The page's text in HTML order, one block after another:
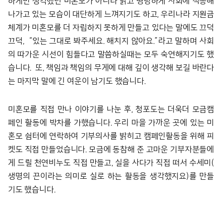
나가고 있는 모습이 대단하게 느껴지기도 하고, 우리나라 지원금
체계가 미혼모를 더 자립하지 못하게 만들고 있다는 말에도 끄덕
끄덕, “있는 그대로 봐주세요. 해치지 않아요.”라고 말하며 사회
의 따가운 시선이 힘들다고 말씀하실때는 모두 숙연해지기도 했
습니다. 또, 책임과 책임의 무게에 대해 깊이 생각해 보길 바란다
는 마지막 말에 긴 여운이 남기도 했습니다.
미혼모를 직접 만나 이야기를 나눈 후, 청포도는 더욱더 모금캠
페인 활동에 박차를 가했습니다. 우리 마을 가까운 곳에 있는 미
혼모 쉼터에 연락하여 기부의사를 밝히고 캠페인활동을 위해 피
켓도 직접 만들었습니다. 모금에 동참해 준 고마운 기부자분들에
게 드릴 천연비누도 직접 만들고, 실을 사다가 직접 떠서 수세미(
생명의 끈이라는 의미로 실로 하는 활동을 생각했지요)를 만들
기도 했습니다.